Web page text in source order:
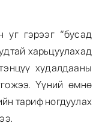
гэрээг “бусад
харьцуулахад
худалдааны
Үүний өмнө
тариф ногдуулах